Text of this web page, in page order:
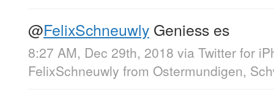
@FelixSchneuwly Geniess es
8:27 AM, Dec 29th, 2018 via Twitter for
FelixSchneuwly from Ostermundigen,